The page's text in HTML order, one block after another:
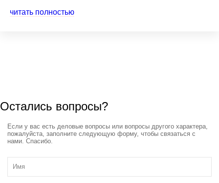
читать полностью
Остались вопросы?
Если у вас есть деловые вопросы или вопросы другого характера,
пожалуйста, заполните следующую форму, чтобы связаться с
нами. Спасибо.